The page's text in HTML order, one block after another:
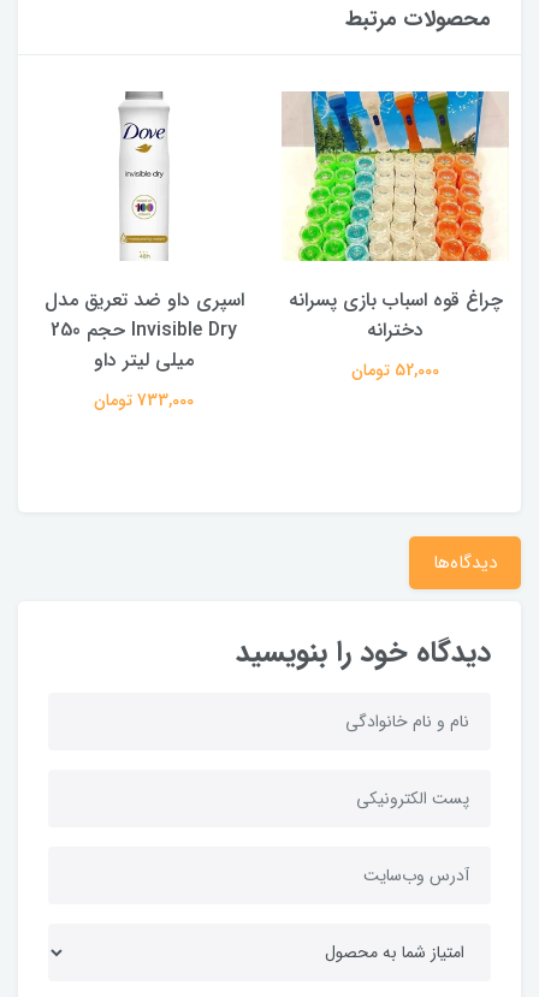
محصولات مرتبط
چراغ قوه اسباب بازی پسرانه
دخترانه
52,000 تومان
اسپری داو ضد تعریق مدل
Invisible Dry حجم 250
میلی لیتر داو
733,000 تومان
دیدگاه‌ها
دیدگاه خود را بنویسید